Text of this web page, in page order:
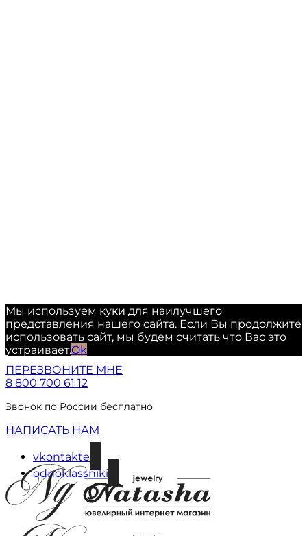
Мы используем куки для наилучшего
представления нашего сайта. Если Вы продолжите
использовать сайт, мы будем считать что Вас это
устраивает.Ok
ПЕРЕЗВОНИТЕ МНЕ
8 800 700 61 12
Звонок по России бесплатно
НАПИСАТЬ НАМ
vkontakte
odnoklassniki